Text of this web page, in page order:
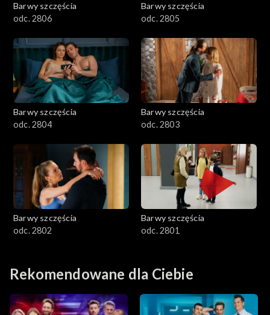
Barwy szczęścia
odc. 2806
Barwy szczęścia
odc. 2805
Barwy szczęścia
odc. 2804
Barwy szczęścia
odc. 2803
Barwy szczęścia
odc. 2802
Barwy szczęścia
odc. 2801
Rekomendowane dla Ciebie